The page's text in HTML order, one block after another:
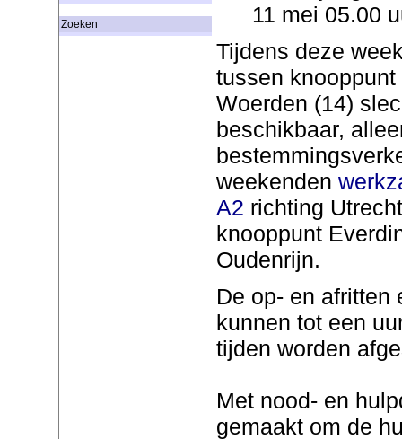
Zoeken
11 mei 05.00
Tijdens deze
tussen
Woerden (14)
beschikbaar,
weekenden
A2 richting
knooppunt
Oudenrijn.
De op- en afritten
kunnen tot een
tijden worden
Met nood- en
gemaakt om de